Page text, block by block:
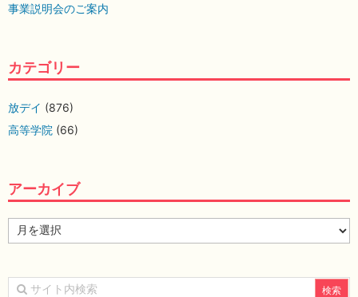
事業説明会のご案内
カテゴリー
放デイ (876)
高等学院 (66)
アーカイブ
ー
イ
ブ